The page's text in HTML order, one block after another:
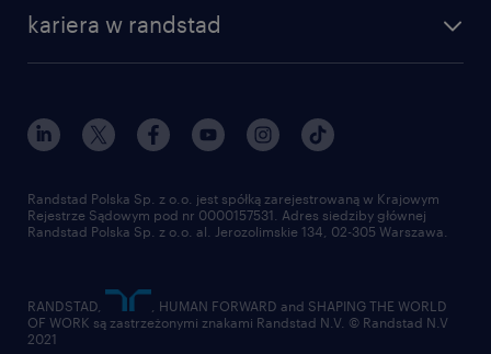
praca w amazon
dla mediów
dla dostawców
kariera w randstad
nasz świat
pracuj w randstad
złóż CV
Randstad Polska Sp. z o.o. jest spółką zarejestrowaną w Krajowym
Rejestrze Sądowym pod nr 0000157531. Adres siedziby głównej
Randstad Polska Sp. z o.o. al. Jerozolimskie 134, 02-305 Warszawa.
RANDSTAD,
, HUMAN FORWARD and SHAPING THE WORLD
OF WORK są zastrzeżonymi znakami Randstad N.V. © Randstad N.V
2021